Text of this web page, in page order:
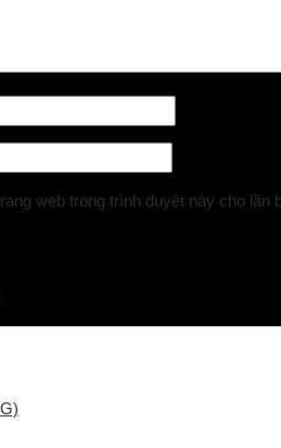
web trong trình duyệt này cho lần